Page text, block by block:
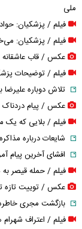
ملی
فیلم / پزشکیان:
فیلم / پزشکیان: می‌خواستند ایران
عکس / قاب
فیلم / توضیحات
تلاش دوباره علیرضا
عکس / پیام دردناک
فیلم / بلایی که یک
شایعات درباره
افشای آخرین پیام
فیلم / حمله قیصر
عکس / توییت تازه
بازگشت مجری خاطره
فیلم / اعتراف